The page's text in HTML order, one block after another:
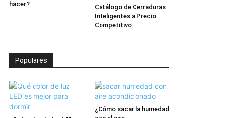
hacer?
Catálogo de Cerraduras
Inteligentes a Precio
Competitivo
Populares
¿Cómo sacar la humedad